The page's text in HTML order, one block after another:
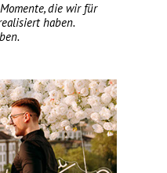
die wir für
haben.